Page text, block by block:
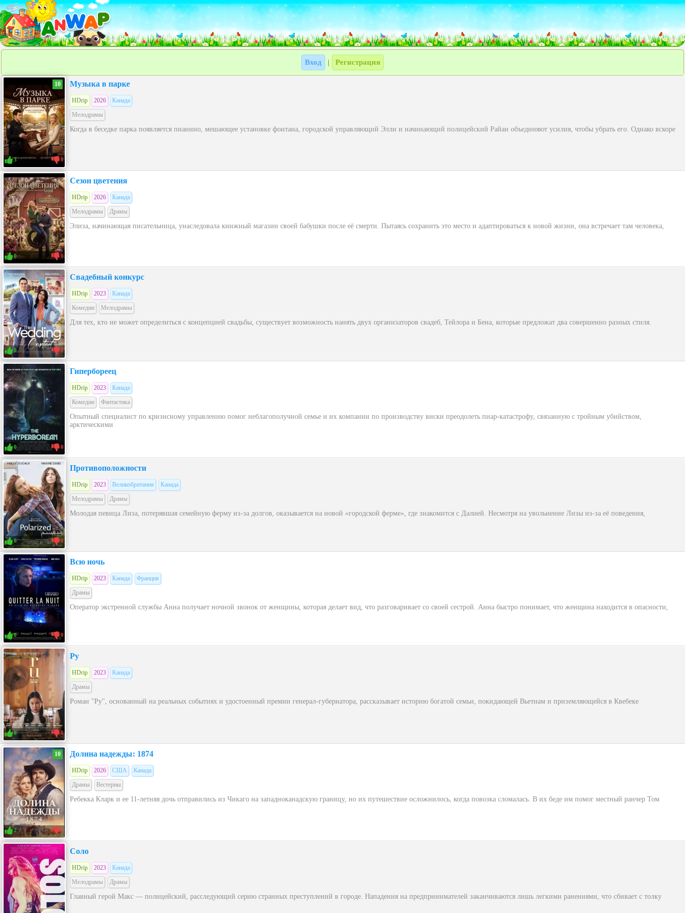
Вход Регистрация
10
3 0
Музыка в парке
HDrip 2026
Канада
Мелодрамы
Когда в беседке парка появляется пианино, мешающее установке фонтана, городской управляющий Элли и начинающий полицейский Райан объединяют усилия, чтобы убрать его. Однако вскоре
0 0
Сезон цветения
HDrip 2026
Канада
Мелодрамы
Драмы
Элиза, начинающая писательница, унаследовала книжный магазин своей бабушки после её смерти. Пытаясь сохранить это место и адаптироваться к новой жизни, она встречает там человека,
0 0
Свадебный конкурс
HDrip 2023
Канада
Комедии
Мелодрамы
Для тех, кто не может определиться с концепцией свадьбы, существует возможность нанять двух организаторов свадеб, Тейлора и Бена, которые предложат два совершенно разных стиля.
0 0
Гипербореец
HDrip 2023
Канада
Комедии
Фантастика
Опытный специалист по кризисному управлению помог неблагополучной семье и их компании по производству виски преодолеть пиар-катастрофу, связанную с тройным убийством,
арктическими
0 0
Противоположности
HDrip 2023 Великобритания
Канада
Мелодрамы
Драмы
Молодая певица Лиза, потерявшая семейную ферму из-за долгов, оказывается на новой «городской ферме», где знакомится с Далией. Несмотря на увольнение Лизы из-за её поведения,
0 0
Всю ночь
HDrip 2023 Канада
Франция
Драмы
Оператор экстренной службы Анна получает ночной звонок от женщины, которая делает вид, что разговаривает со своей сестрой. Анна быстро понимает, что женщина находится в опасности,
0 0
Ру
HDrip 2023
Канада
Драмы
Роман "Ру", основанный на реальных событиях и удостоенный премии генерал-губернатора, рассказывает историю богатой семьи, покидающей Вьетнам и приземляющейся в Квебеке
10
2 0
Долина надежды: 1874
HDrip 2026 США
Канада
Драмы
Вестерны
Ребекка Кларк и ее 11-летняя дочь отправились из Чикаго на западноканадскую границу, но их путешествие осложнилось, когда повозка сломалась. В их беде им помог местный ранчер Том
Соло
HDrip 2023
Канада
Мелодрамы
Драмы
Главный герой Макс — полицейский, расследующий серию странных преступлений в городе. Нападения на предпринимателей заканчиваются лишь легкими ранениями, что сбивает с толку